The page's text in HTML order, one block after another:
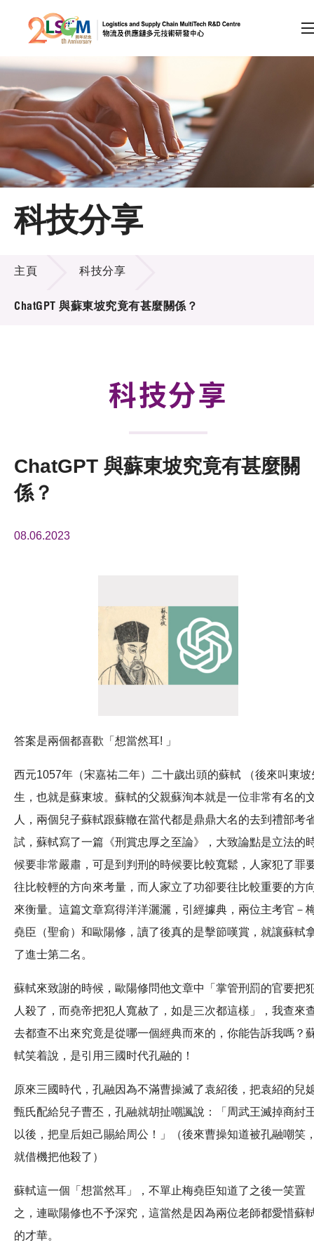
跳到內容（按回車鍵）
會員登入
A EN 繁 简
主頁
關於LSCM
技術商品化
項目及資助計劃
科技分享
科技分享
主頁 科技分享
ChatGPT 與蘇東坡究竟有甚麼關係？
科技分享
ChatGPT 與蘇東坡究竟有甚麼關
係？
08.06.2023
答案是兩個都喜歡「想當然耳! 」
西元1057年（宋嘉祐二年）二十歲出頭的蘇軾 （後來叫東坡
生，也就是蘇東坡。蘇軾的父親蘇洵本就是一位非常有名的
人，兩個兒子蘇軾跟蘇轍在當代都是鼎鼎大名的去到禮部考
試，蘇軾寫了一篇《刑賞忠厚之至論》，大致論點是立法的
候要非常嚴肅，可是到判刑的時候要比較寬鬆，人家犯了罪
往比較輕的方向來考量，而人家立了功卻要往比較重要的方
來衡量。這篇文章寫得洋洋灑灑，引經據典，兩位主考官－
堯臣（聖俞）和歐陽修，讀了後真的是擊節嘆賞，就讓蘇軾
了進士第二名。
蘇軾來致謝的時候，歐陽修問他文章中「掌管刑罰的官要把
人殺了，而堯帝把犯人寬赦了，如是三次都這樣」，我查來
去都查不出來究竟是從哪一個經典而來的，你能告訴我嗎？
軾笑着說，是引用三國时代孔融的！
原來三國時代，孔融因為不滿曹操滅了袁紹後，把袁紹的兒
甄氏配給兒子曹丕，孔融就胡扯嘲諷說：「周武王滅掉商紂
以後，把皇后妲己賜給周公！」（後來曹操知道被孔融嘲笑
就借機把他殺了）
蘇軾這一個「想當然耳」，不單止梅堯臣知道了之後一笑置
之，連歐陽修也不予深究，這當然是因為兩位老師都愛惜蘇
的才華。